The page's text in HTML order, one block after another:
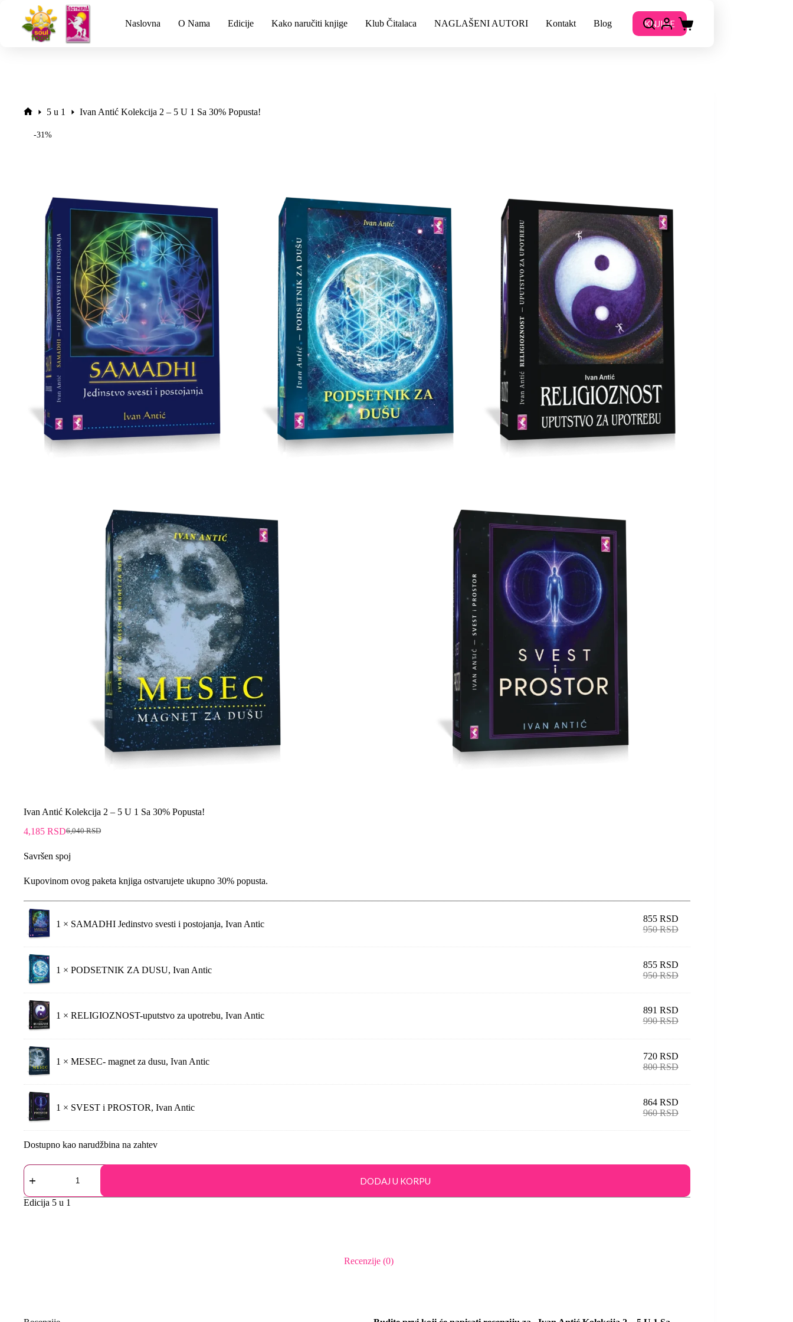
Naslovna O Nama Edicije Kako naručiti knjige Klub Čitalaca NAGLAŠENI AUTORI Kontakt Blog KNJIGE
5 u 1 Ivan Antić Kolekcija 2 – 5 U 1 Sa 30% Popusta!
-31%
Ivan Antić Kolekcija 2 – 5 U 1 Sa 30% Popusta!
6,040RSD
4,185 RSD
Savršen spoj
Kupovinom ovog paketa knjiga ostvarujete ukupno 30% popusta.
1 × SAMADHI Jedinstvo svesti i postojanja, Ivan Antic
950RSD
855 RSD
1 × PODSETNIK ZA DUSU, Ivan Antic
950RSD
855 RSD
1 × RELIGIOZNOST-uputstvo za upotrebu, Ivan Antic
990RSD
891 RSD
1 × MESEC- magnet za dusu, Ivan Antic
800RSD
720 RSD
1 × SVEST i PROSTOR, Ivan Antic
960RSD
864 RSD
Dostupno kao narudžbina na zahtev
DODAJ U KORPU
Edicija 5 u 1
Recenzije (0)